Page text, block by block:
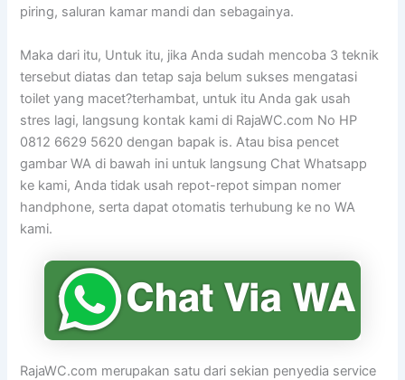
piring, saluran kamar mandi dan sebagainya.
Maka dari itu, Untuk itu, jika Anda sudah mencoba 3 teknik
tersebut diatas dan tetap saja belum sukses mengatasi
toilet yang macet?terhambat, untuk itu Anda gak usah
stres lagi, langsung kontak kami di RajaWC.com No HP
0812 6629 5620 dengan bapak is. Atau bisa pencet
gambar WA di bawah ini untuk langsung Chat Whatsapp
ke kami, Anda tidak usah repot-repot simpan nomer
handphone, serta dapat otomatis terhubung ke no WA
kami.
RajaWC.com merupakan satu dari sekian penyedia service